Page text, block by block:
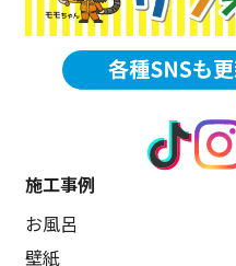
施工事例
お風呂
壁紙